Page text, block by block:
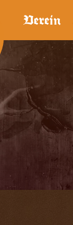
Verein